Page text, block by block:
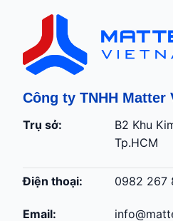
Công ty TNHH Matter
Trụ sở:
B2 Khu
Tp.HCM
Điện thoại: 0982 267
Email: